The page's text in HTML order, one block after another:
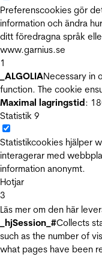
Preferenscookies gör
information och ändra
ditt föredragna språk
www.garnius.se
1
_ALGOLIANecessary in
function. The cookie
Maximal lagringstid:
Statistik 9
Statistikcookies hjälper
interagerar med
information anonymt.
Hotjar
3
Läs mer om den här
_hjSession_#Collects
such as the number of
what pages have been